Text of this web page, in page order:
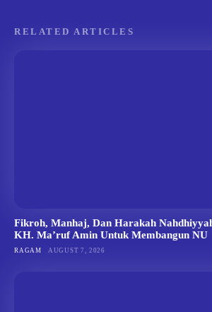
RELATED ARTICLES
Fikroh, Manhaj, Dan Harakah
KH. Ma’ruf Amin Untuk Membangun NU
RAGAM AUGUST 7, 2026